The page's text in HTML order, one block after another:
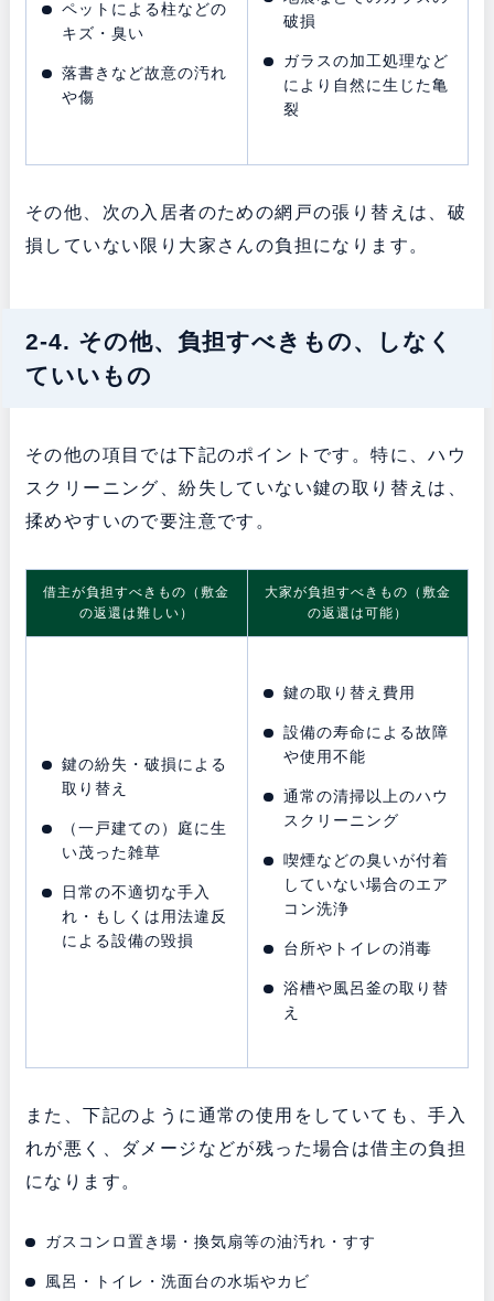
ペットによる柱などの
キズ・臭い
落書きなど故意の汚れ
や傷
破損
ガラスの加工処理など
により自然に生じた亀
裂
その他、次の入居者のための網戸の張り替えは、破
損していない限り大家さんの負担になります。
2-4. その他、負担すべきもの、しなく
ていいもの
その他の項目では下記のポイントです。特に、ハウ
スクリーニング、紛失していない鍵の取り替えは、
揉めやすいので要注意です。
借主が負担すべきもの（敷金
の返還は難しい）
大家が負担すべきもの（敷金
の返還は可能）
鍵の紛失・破損による
取り替え
（一戸建ての）庭に生
い茂った雑草
日常の不適切な手入
れ・もしくは用法違反
による設備の毀損
鍵の取り替え費用
設備の寿命による故障
や使用不能
通常の清掃以上のハウ
スクリーニング
喫煙などの臭いが付着
していない場合のエア
コン洗浄
台所やトイレの消毒
浴槽や風呂釜の取り替
え
また、下記のように通常の使用をしていても、手入
れが悪く、ダメージなどが残った場合は借主の負担
になります。
ガスコンロ置き場・換気扇等の油汚れ・すす
風呂・トイレ・洗面台の水垢やカビ